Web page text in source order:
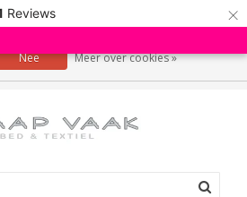
Reviews ×
website te verbeteren. Is dat akkoord?
Nee Meer over cookies »